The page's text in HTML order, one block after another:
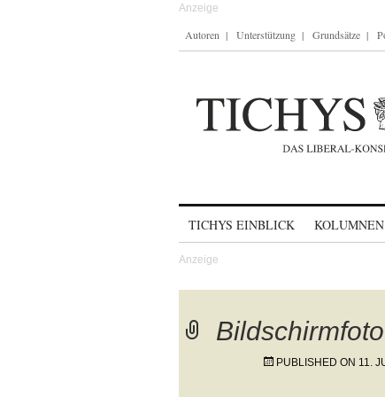
Autoren Unterstützung Grundsätze
TICHYS EINBLICK KOLUMNEN
PUBLISHED ON 11.